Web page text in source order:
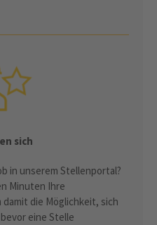
sich
in unserem Stellenportal?
Minuten Ihre
die Möglichkeit, sich
eine Stelle